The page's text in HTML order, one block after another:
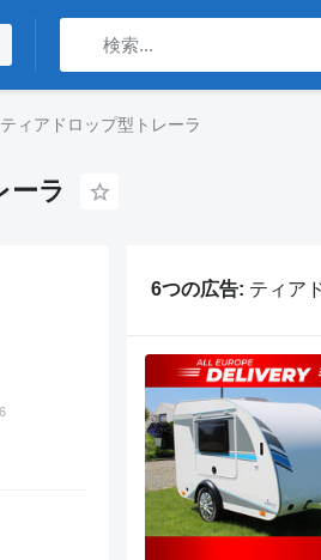
ティアドロップ型トレーラ
ーラ
ーターホ
6つの広告: ティア